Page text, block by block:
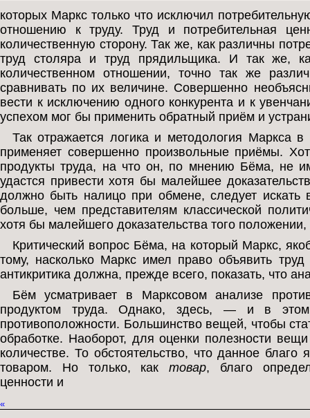
которых Маркс только что исключил
отношению к труду. Труд и потребительная
количественную сторону. Так же, как различны
труд столяра и труд прядильщика. И так же,
количественном отношении, точно так же
сравнивать по их величине. Совершенно
вести к исключению одного конкурента и к
успехом мог бы применить обратный приём и
Так отражается логика и методология
применяет совершенно произвольные приёмы.
продукты труда, на что он, по мнению Бёма, не
удастся привести хотя бы малейшее
должно быть налицо при обмене, следует искать
больше, чем представителям классической
хотя бы малейшего доказательства того
Критический вопрос Бёма, на который Маркс,
тому, насколько Маркс имел право объявить труд
антикритика должна, прежде всего, показать, что
Бём усматривает в Марксовом анализе
продуктом труда. Однако, здесь, — и в
противоположности. Большинство вещей, чтобы
обработке. Наоборот, для оценки полезности
количестве. То обстоятельство, что данное
товаром. Но только, как товар, благо
ценности и
«